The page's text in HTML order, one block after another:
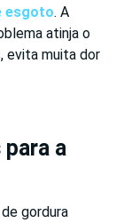
esgoto. A
atinja o
evita muita dor
a
gordura